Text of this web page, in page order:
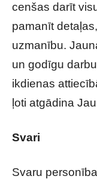
cenšas darīt
pamanīt
uzmanību.
un godīgu
ikdienas
ļoti atgādina
Svari
Svaru